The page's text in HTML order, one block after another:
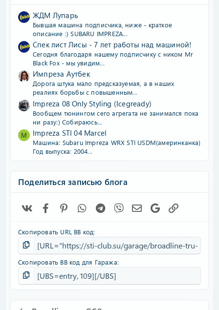
ЖДМ Лупарь
Бывшая машина подписчика, ниже - краткое
описание :) SUBARU IMPREZA...
Спек лист Лисы - 7 лет работы над машиной!
Сегодня благодаря нашему подписчику с ником Mr
Black Fox - мы увидим...
Импреза Аутбек
Дорога штука мало предсказуемая, а в наших
реалиях борьбы с повышенным...
Impreza 08 Only Styling (Icegready)
Вообщем тюнингом сего агрегата не занимался пока
ни разу:) Собираюсь...
M Impreza STI 04 Marcel
Машина: Subaru Impreza WRX STI USDM(америнканка)
Год выпуска: 2004...
Поделиться записью блога
FacebookPinterestWhatsAppTelegram
Viber Электронная почта
Google
Скопировать URL BB код
Скопировать BB код для Гаража